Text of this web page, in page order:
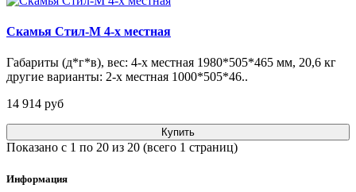
Скамья Стил-М 4-х местная
Габариты (д*г*в), вес: 4-х местная 1980*505*465 мм, 20,6 кг
другие варианты: 2-х местная 1000*505*46..
14 914 pуб
Купить
Показано с 1 по 20 из 20 (всего 1 страниц)
Информация